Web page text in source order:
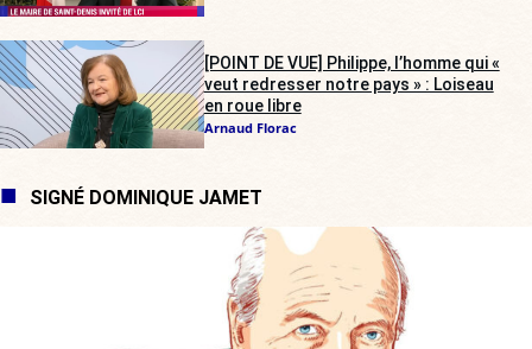
[POINT DE VUE] Philippe, l’homme qui «
veut redresser notre pays » : Loiseau
en roue libre
Arnaud Florac
SIGNÉ DOMINIQUE JAMET